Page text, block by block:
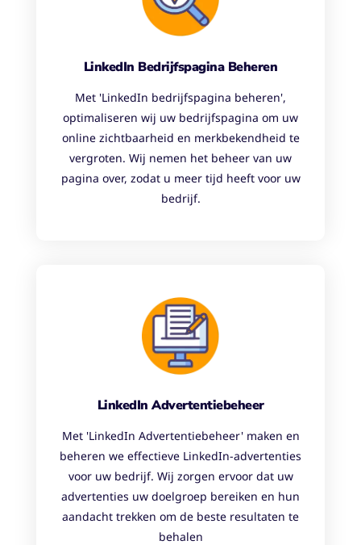
LinkedIn Bedrijfspagina Beheren
Met 'LinkedIn bedrijfspagina beheren',
optimaliseren wij uw bedrijfspagina om uw
online zichtbaarheid en merkbekendheid te
vergroten. Wij nemen het beheer van uw
pagina over, zodat u meer tijd heeft voor uw
bedrijf.
LinkedIn Advertentiebeheer
Met 'LinkedIn Advertentiebeheer' maken en
beheren we effectieve LinkedIn-advertenties
voor uw bedrijf. Wij zorgen ervoor dat uw
advertenties uw doelgroep bereiken en hun
aandacht trekken om de beste resultaten te
behalen